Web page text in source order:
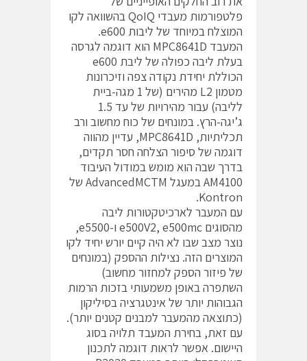
פלטפורמות מעבדי QoIQ בהשוואה לקו
המוצלח במיוחד של ליבות e600.
המעבד MPC8641D הוא דוגמה לגרסה
בעלת ליבה כפולה של ליבת e600
הכוללת יחידת נקודה צפה וזיכרונות
מטמון L2 מהירים (של 1 מגה-ביית
לליבה) עבור מהירויות של עד 1.5
ג’יגה-הרץ. במונחים של כוח מחשוב ורב
תכליתיות, MPC8641D, עדיין מהווה
דוגמה של סיפור הצלחה חסר תקדים,
בדרך שבה הוא מומש במודול העיבוד
AM4100 במעגל AdvancedMCTM של
Kontron.
עם המעבר לארכיטקטורות ליבה
מהסוגים e500V2, e500mc ו-e5500,
נוצר מצב שבו לא היה קיים יורש יחיד לקו
המוצרים הזה. נצילות ההספק (במונחים
של פיזור הספק למחזור מחשוב)
השתפרה באופן משמעותי בזכות הרמות
הגבוהות יותר של אינטגרציה בסיליקון
(כתוצאה מהמעבר למבנים קטנים יותר).
עם זאת, בחירת המעבד תלויה בסוג
היישום. אפשר לראות דוגמה לתכנון